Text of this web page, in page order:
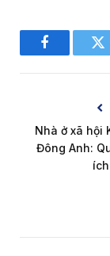
Facebook
Nhà ở xã hội
Đông Anh: